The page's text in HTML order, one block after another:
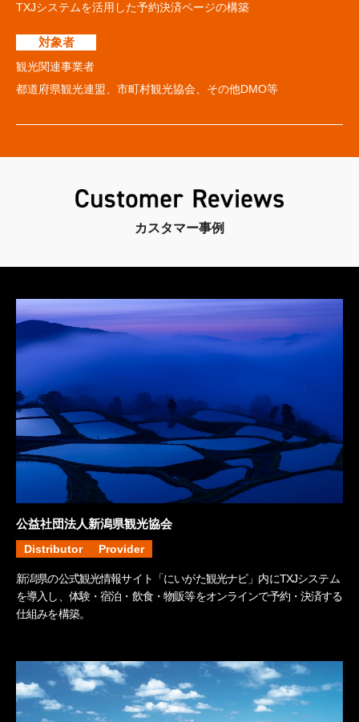
TXJシステムを活用した予約決済ページの構築
対象者
観光関連事業者
都道府県観光連盟、市町村観光協会、その他DMO等
カスタマー事例
公益社団法人新潟県観光協会
Distributor Provider
新潟県の公式観光情報サイト「にいがた観光ナビ」内にTXJシステム
を導入し、体験・宿泊・飲食・物販等をオンラインで予約・決済する
仕組みを構築。